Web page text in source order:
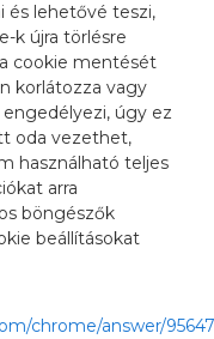
és lehetővé teszi,
k újra törlésre
cookie mentését
korlátozza vagy
úgy ez
oda vezethet,
használható teljes
arra
böngészők
beállításokat
chrome/answer/